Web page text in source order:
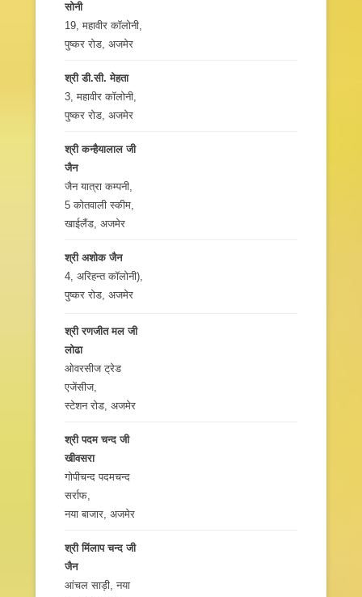
सोनी
19, महावीर कॉलोनी,
पुष्कर रोड, अजमेर
श्री डी.सी. मेहता
3, महावीर कॉलोनी,
पुष्कर रोड, अजमेर
श्री कन्हैयालाल जी
जैन
जैन यात्रा कम्पनी,
5 कोतवाली स्कीम,
खाईलैंड, अजमेर
श्री अशोक जैन
4, अरिहन्त कॉलोनी),
पुष्कर रोड, अजमेर
श्री रणजीत मल जी
लोढा
ओवरसीज ट्रेड
एजेंसीज,
स्टेशन रोड, अजमेर
श्री पदम चन्द जी
खीवसरा
गोपीचन्द पदमचन्द
सर्राफ,
नया बाजार, अजमेर
श्री मिंलाप चन्द जी
जैन
आंचल साड़ी, नया